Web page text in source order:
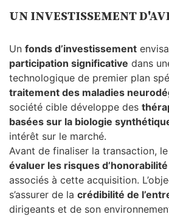
UN INVESTISSEMENT
Un fonds d’investissement
participation significative dans
technologique de premier plan
traitement des maladies
société cible développe des
basées sur la biologie
intérêt sur le marché.
Avant de finaliser la transaction,
évaluer les risques
associés à cette acquisition.
s’assurer de la crédibilité de
dirigeants et de son